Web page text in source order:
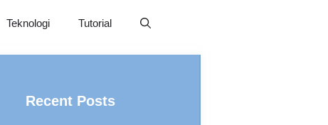
Teknologi Tutorial
Recent Posts